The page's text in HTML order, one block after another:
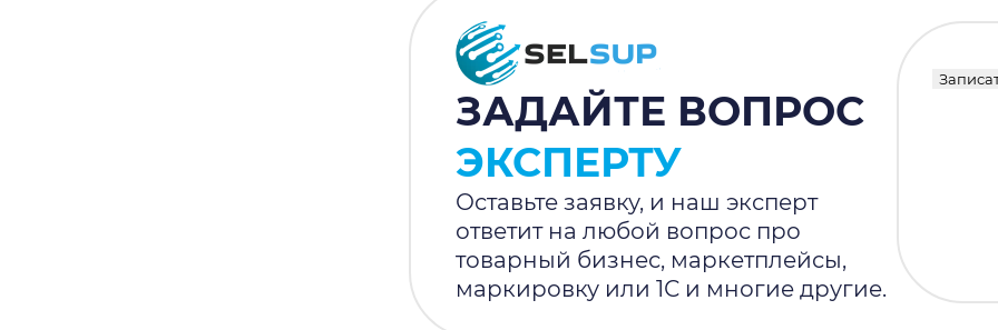
ЗАДАЙТЕ ВОПРОС
ЭКСПЕРТУ
Оставьте заявку, и наш эксперт
ответит на любой вопрос про
товарный бизнес, маркетплейсы,
маркировку или 1С и многие другие.